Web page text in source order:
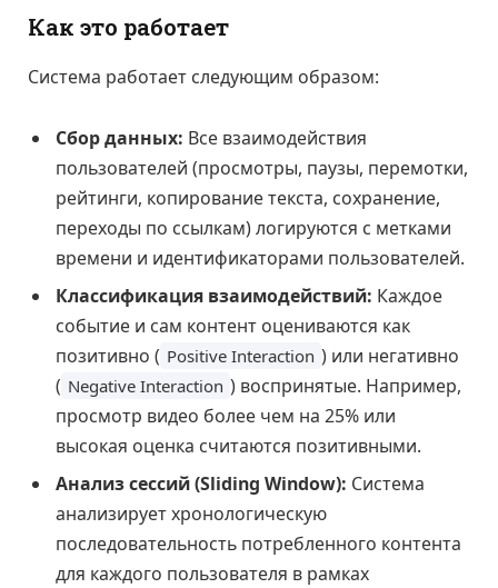
Как это работает
Система работает следующим образом:
Сбор данных: Все взаимодействия
пользователей (просмотры, паузы, перемотки,
рейтинги, копирование текста, сохранение,
переходы по ссылкам) логируются с метками
времени и идентификаторами пользователей.
Классификация взаимодействий: Каждое
событие и сам контент оцениваются как
позитивно ( Positive Interaction ) или негативно
( Negative Interaction ) воспринятые. Например,
просмотр видео более чем на 25% или
высокая оценка считаются позитивными.
Анализ сессий (Sliding Window): Система
анализирует хронологическую
последовательность потребленного контента
для каждого пользователя в рамках